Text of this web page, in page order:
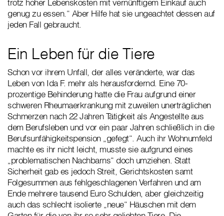
trotz hoher Lebenskosten mit vernünftigem Einkauf auch
genug zu essen.“ Aber Hilfe hat sie ungeachtet dessen auf
jeden Fall gebraucht.
Ein Leben für die Tiere
Schon vor ihrem Unfall, der alles veränderte, war das
Leben von Ida F. mehr als herausfordernd. Eine 70-
prozentige Behinderung hatte die Frau aufgrund einer
schweren Rheumaerkrankung mit zuweilen unerträglichen
Schmerzen nach 22 Jahren Tätigkeit als Angestellte aus
dem Berufsleben und vor ein paar Jahren schließlich in die
Berufsunfähigkeitspension „gefegt“. Auch ihr Wohnumfeld
machte es ihr nicht leicht, musste sie aufgrund eines
„problematischen Nachbarns“ doch umziehen. Statt
Sicherheit gab es jedoch Streit, Gerichtskosten samt
Folgesummen aus fehlgeschlagenen Verfahren und am
Ende mehrere tausend Euro Schulden, aber gleichzeitig
auch das schlecht isolierte „neue“ Häuschen mit dem